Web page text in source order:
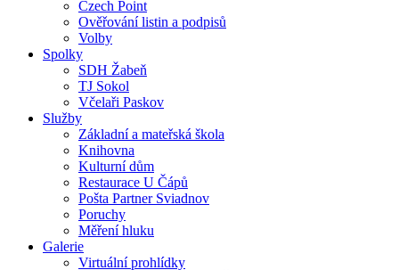
Czech Point
Ověřování listin a podpisů
Volby
Spolky
SDH Žabeň
TJ Sokol
Včelaři Paskov
Služby
Základní a mateřská škola
Knihovna
Kulturní dům
Restaurace U Čápů
Pošta Partner Sviadnov
Poruchy
Měření hluku
Galerie
Virtuální prohlídky